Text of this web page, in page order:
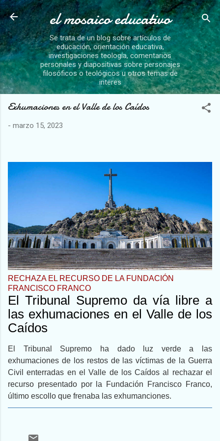
Ir al contenido principal
el mosaico educativo
Se trata de un blog sobre artículos de
educación, orientación educativa,
investigaciones teología, comentarios
personales y diapositivas sobre personajes
filosóficos o teológicos u otros temas de
interes
Exhumaciones en el Valle de los Caídos
- marzo 15, 2023
RECHAZA EL RECURSO DE LA FUNDACIÓN
FRANCISCO FRANCO
El Tribunal Supremo da vía libre a
las exhumaciones en el Valle de los
Caídos
El Tribunal Supremo ha dado luz verde a las
exhumaciones de los restos de las víctimas de la Guerra
Civil enterradas en el Valle de los Caídos al rechazar el
recurso presentado por la Fundación Francisco Franco,
último escollo que frenaba las exhumanciones.